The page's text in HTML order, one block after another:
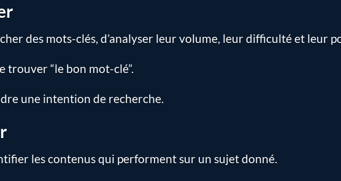
des mots-clés, d’analyser leur volume, leur difficulté et leur
trouver “le bon mot-clé”.
une intention de recherche.
les contenus qui performent sur un sujet donné.